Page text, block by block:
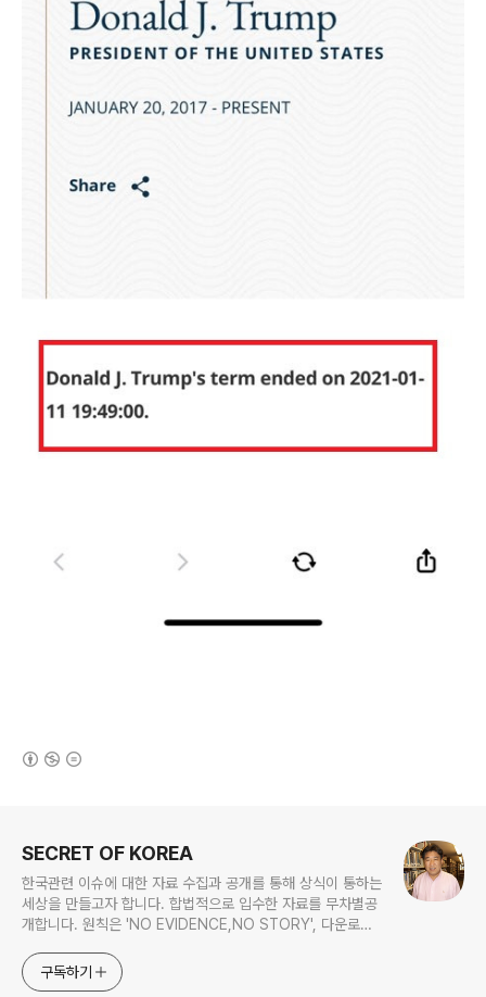
SECRET OF KOREA
한국관련 이슈에 대한 자료 수집과 공개를 통해 상식이 통하는
세상을 만들고자 합니다. 합법적으로 입수한 자료를 무차별공
개합니다. 원칙은 'NO EVIDENCE,NO STORY', 다운로드
jesim56@gmail.com, 안보일때는 구글리더나 RSS로!!
구독하기